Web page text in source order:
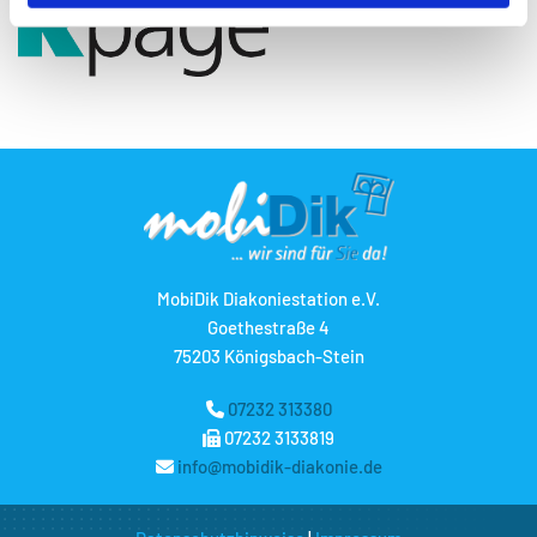
MobiDik Diakoniestation e.V.
Goethestraße 4
75203 Königsbach-Stein
 07232 313380
 07232 3133819
 info@mobidik-diakonie.de